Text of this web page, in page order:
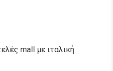
mall με ιταλική